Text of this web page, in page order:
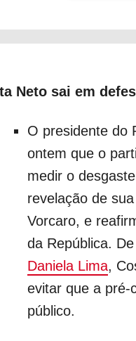
Neto sai em
O presidente do
ontem que o
medir o
revelação de
Vorcaro, e
da República.
Daniela Lima,
evitar que a pré-
público.